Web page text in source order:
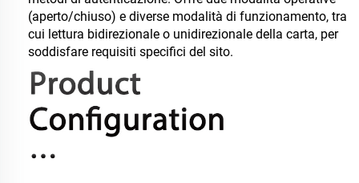
(aperto/chiuso) e diverse modalità di funzionamento, tra
cui lettura bidirezionale o unidirezionale della carta, per
soddisfare requisiti specifici del sito.